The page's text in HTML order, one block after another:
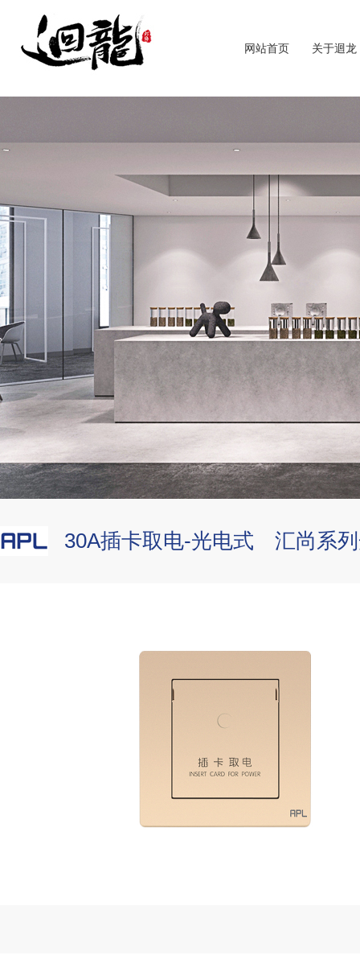
网站首页 关于迴龙
30A插卡取电-光电式 汇尚系